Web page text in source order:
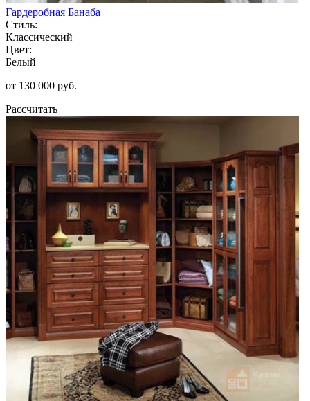
Гардеробная Банаба
Стиль:
Классический
Цвет:
Белый
от 130 000 руб.
Рассчитать